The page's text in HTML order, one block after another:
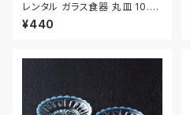
レンタル ガラス食器 丸皿 10.1c
m 3枚セット｜GLM130
¥440